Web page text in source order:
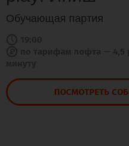
Обучающая партия
ПОСМОТРЕТЬ